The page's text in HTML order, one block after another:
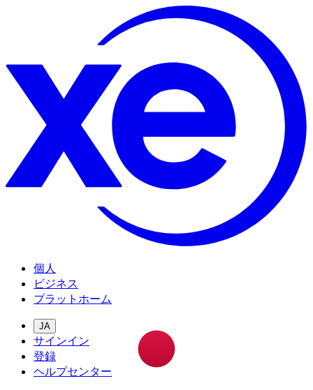
個人
ビジネス
プラットホーム
JA
サインイン
登録
ヘルプセンター